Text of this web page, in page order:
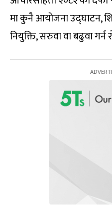
मा कुनै आयोजना उद्घाटन,
नियुक्ति, सरुवा वा बढुवा